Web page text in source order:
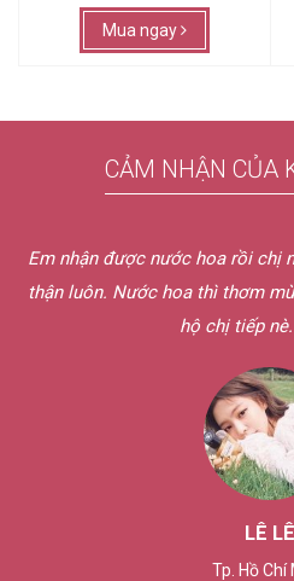
Mua ngay
CẢM NHẬN CỦA
Em nhận được nước hoa rồi chị
thận luôn. Nước hoa thì thơm
hộ chị tiếp
LÊ LÊ
Tp. Hồ Chí